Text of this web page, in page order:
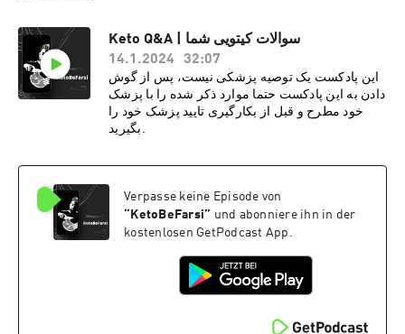
Keto Q&A | سوالات کیتویی شما
14.1.2024
32:07
این پادکست یک توصیه پزشکی نیست، پس از گوش
دادن به این پادکست حتما موارد ذکر شده را با پزشک
خود مطرح و قبل از بکارگیری تایید پزشک خود را
بگیرید.
Verpasse keine Episode von
“ KetoBeFarsi” und abonniere ihn in der
kostenlosen GetPodcast App.